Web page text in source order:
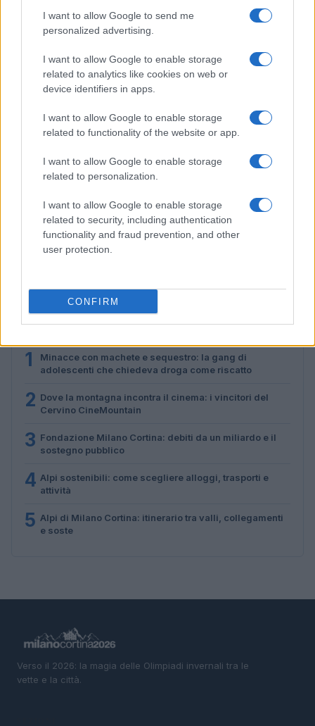
I want to allow Google to send me
personalized advertising.
I want to allow Google to enable storage
related to analytics like cookies on web or
device identifiers in apps.
I want to allow Google to enable storage
related to functionality of the website or app.
I want to allow Google to enable storage
related to personalization.
I want to allow Google to enable storage
related to security, including authentication
functionality and fraud prevention, and other
user protection.
CONFIRM
Fondazione Milano Cortina: debiti da un miliardo e il
sostegno pubblico
PIÙ LETTI
1
Minacce con machete e sequestro: la gang di
adolescenti che chiedeva droga come riscatto
2 Dove la montagna incontra il cinema: i vincitori del
Cervino CineMountain
3 Fondazione Milano Cortina: debiti da un miliardo e il
sostegno pubblico
4 Alpi sostenibili: come scegliere alloggi, trasporti e
attività
5 Alpi di Milano Cortina: itinerario tra valli, collegamenti
e soste
Verso il 2026: la magia delle Olimpiadi invernali tra le
vette e la città.